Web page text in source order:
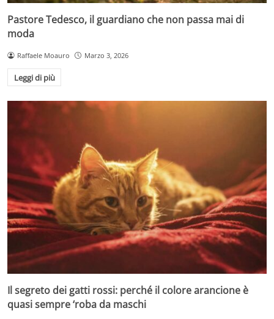
Pastore Tedesco, il guardiano che non passa mai di
moda
Raffaele Moauro Marzo 3, 2026
Leggi di più
Il segreto dei gatti rossi: perché il colore arancione è
quasi sempre ‘roba da maschi